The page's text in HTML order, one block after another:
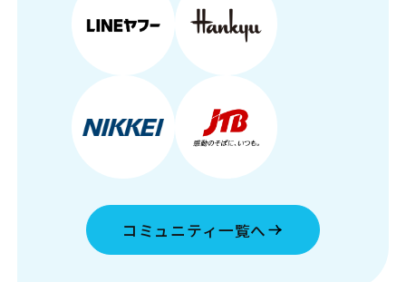
コミュニティ一覧へ